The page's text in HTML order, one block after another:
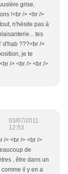
grise,
!<br /> <br />
n'hésite pas à
tes
d'hab ???<br />
je te
/> <br /> <br />
03/07/2011
12:53
/> <br /> <br />
de
, être dans un
il y en a